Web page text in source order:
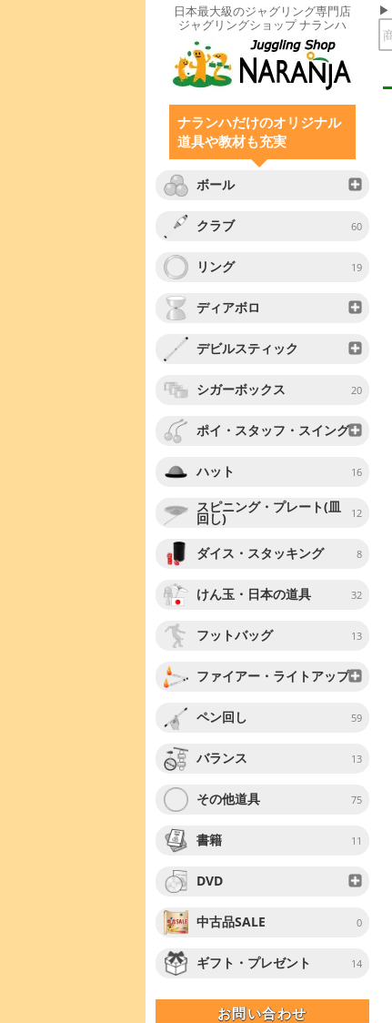
日本最大級のジャグリング専門店
ジャグリングショップ ナランハ
ナランハだけのオリジナル
道具や教材も充実
ボール
クラブ 60
リング 19
ディアボロ
デビルスティック
シガーボックス 20
ポイ・スタッフ・スイング
ハット 16
スピニング・プレート(皿
回し) 12
ダイス・スタッキング 8
けん玉・日本の道具 32
フットバッグ 13
ファイアー・ライトアップ
ペン回し 59
バランス 13
その他道具 75
書籍 11
DVD
中古品SALE 0
ギフト・プレゼント 14
お問い合わせ